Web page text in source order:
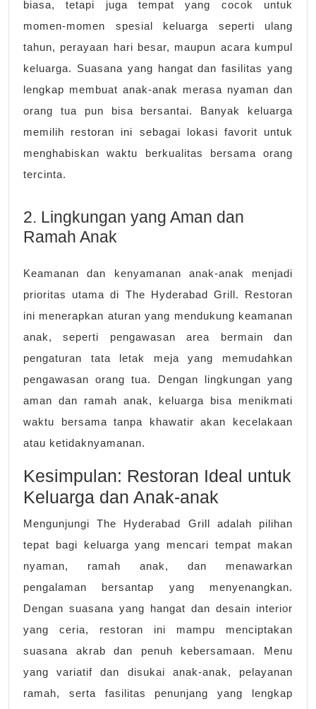
biasa, tetapi juga tempat yang cocok untuk
momen-momen spesial keluarga seperti ulang
tahun, perayaan hari besar, maupun acara kumpul
keluarga. Suasana yang hangat dan fasilitas yang
lengkap membuat anak-anak merasa nyaman dan
orang tua pun bisa bersantai. Banyak keluarga
memilih restoran ini sebagai lokasi favorit untuk
menghabiskan waktu berkualitas bersama orang
tercinta.
2. Lingkungan yang Aman dan
Ramah Anak
Keamanan dan kenyamanan anak-anak menjadi
prioritas utama di The Hyderabad Grill. Restoran
ini menerapkan aturan yang mendukung keamanan
anak, seperti pengawasan area bermain dan
pengaturan tata letak meja yang memudahkan
pengawasan orang tua. Dengan lingkungan yang
aman dan ramah anak, keluarga bisa menikmati
waktu bersama tanpa khawatir akan kecelakaan
atau ketidaknyamanan.
Kesimpulan: Restoran Ideal untuk
Keluarga dan Anak-anak
Mengunjungi The Hyderabad Grill adalah pilihan
tepat bagi keluarga yang mencari tempat makan
nyaman, ramah anak, dan menawarkan
pengalaman bersantap yang menyenangkan.
Dengan suasana yang hangat dan desain interior
yang ceria, restoran ini mampu menciptakan
suasana akrab dan penuh kebersamaan. Menu
yang variatif dan disukai anak-anak, pelayanan
ramah, serta fasilitas penunjang yang lengkap